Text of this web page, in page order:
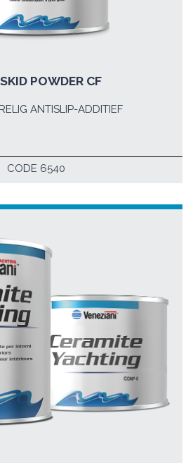
POWDER CF
ANTISLIP-ADDITIEF
CODE 6540